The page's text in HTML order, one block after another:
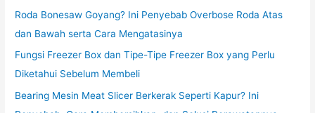
Roda Bonesaw Goyang? Ini Penyebab Overbose Roda Atas
dan Bawah serta Cara Mengatasinya
Fungsi Freezer Box dan Tipe-Tipe Freezer Box yang Perlu
Diketahui Sebelum Membeli
Bearing Mesin Meat Slicer Berkerak Seperti Kapur? Ini